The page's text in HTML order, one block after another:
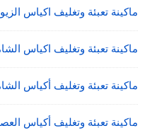
ماكينة تعبئة وتغليف اكياس
ماكينة تعبئة وتغليف اكياس
ماكينة تعبئة وتغليف أكياس
ماكينة تعبئة وتغليف أكياس